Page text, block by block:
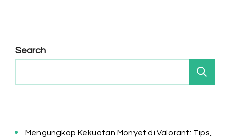
Search
Mengungkap Kekuatan Monyet di Valorant: Tips,